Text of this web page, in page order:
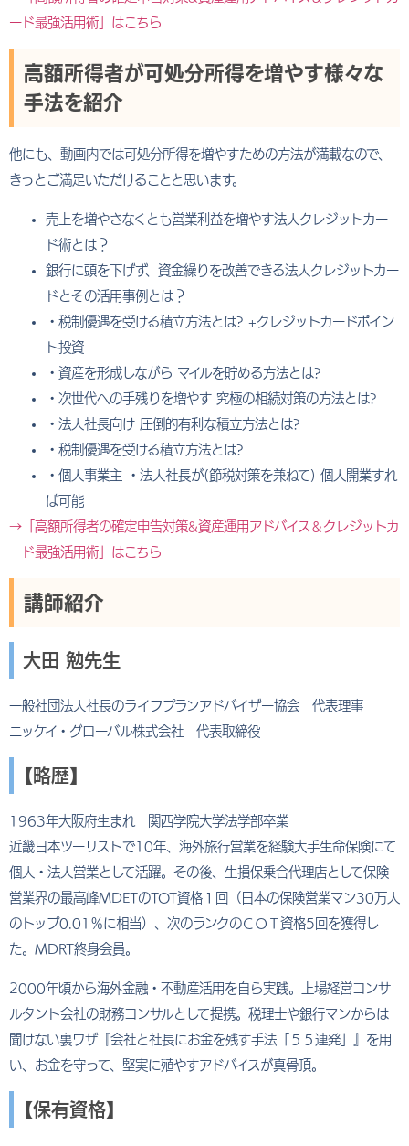
ード最強活用術」はこちら
高額所得者が可処分所得を増やす様々な
手法を紹介
他にも、動画内では可処分所得を増やすための方法が満載なので、
きっとご満足いただけることと思います。
売上を増やさなくとも営業利益を増やす法人クレジットカー
ド術とは？
銀行に頭を下げず、資金繰りを改善できる法人クレジットカー
ドとその活用事例とは？
・税制優遇を受ける積立方法とは? +クレジットカードポイン
ト投資
・資産を形成しながら マイルを貯める方法とは?
・次世代への手残りを増やす 究極の相続対策の方法とは?
・法人社長向け 圧倒的有利な積立方法とは?
・税制優遇を受ける積立方法とは?
・個人事業主 ・法人社長が(節税対策を兼ねて) 個人開業すれ
ば可能
→「高額所得者の確定申告対策&資産運用アドバイス＆クレジットカ
ード最強活用術」はこちら
講師紹介
大田 勉先生
一般社団法人社長のライフプランアドバイザー協会 代表理事
ニッケイ・グローバル株式会社 代表取締役
【略歴】
1963年大阪府生まれ 関西学院大学法学部卒業
近畿日本ツーリストで10年、海外旅行営業を経験大手生命保険にて
個人・法人営業として活躍。その後、生損保乗合代理店として保険
営業界の最高峰MDETのTOT資格１回（日本の保険営業マン30万人
のトップ0.01％に相当）、次のランクのＣＯＴ資格5回を獲得し
た。MDRT終身会員。
2000年頃から海外金融・不動産活用を自ら実践。上場経営コンサ
ルタント会社の財務コンサルとして提携。税理士や銀行マンからは
聞けない裏ワザ『会社と社長にお金を残す手法「５５連発」』を用
い、お金を守って、堅実に殖やすアドバイスが真骨頂。
【保有資格】